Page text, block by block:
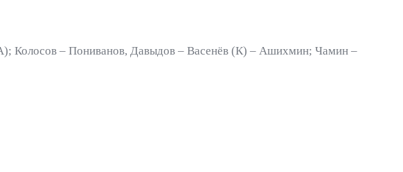
Колосов – Пониванов, Давыдов – Васенёв (К) – Ашихмин; Чамин –